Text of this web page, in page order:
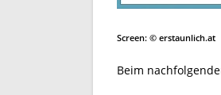
Screen: © erstaunlich.at
Beim